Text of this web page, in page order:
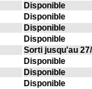
Disponible
Disponible
Disponible
Disponible
Sorti jusqu'au
Disponible
Disponible
Disponible